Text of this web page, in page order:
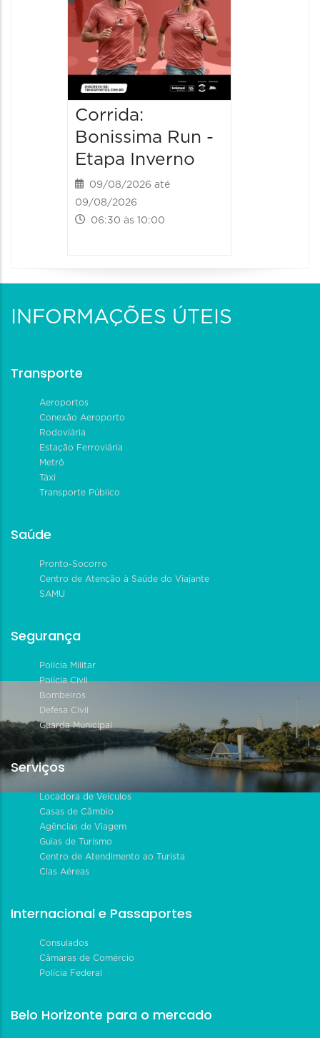
Corrida:
Bonissima Run -
Etapa Inverno
09/08/2026 até
09/08/2026
06:30 às 10:00
INFORMAÇÕES ÚTEIS
Transporte
Aeroportos
Conexão Aeroporto
Rodoviária
Estação Ferroviária
Metrô
Táxi
Transporte Público
Saúde
Pronto-Socorro
Centro de Atenção à Saúde do Viajante
SAMU
Segurança
Polícia Militar
Polícia Civil
Bombeiros
Defesa Civil
Guarda Municipal
Serviços
Locadora de Veículos
Casas de Câmbio
Agências de Viagem
Guias de Turismo
Centro de Atendimento ao Turista
Cias Aéreas
Internacional e Passaportes
Consulados
Câmaras de Comércio
Polícia Federal
Belo Horizonte para o mercado